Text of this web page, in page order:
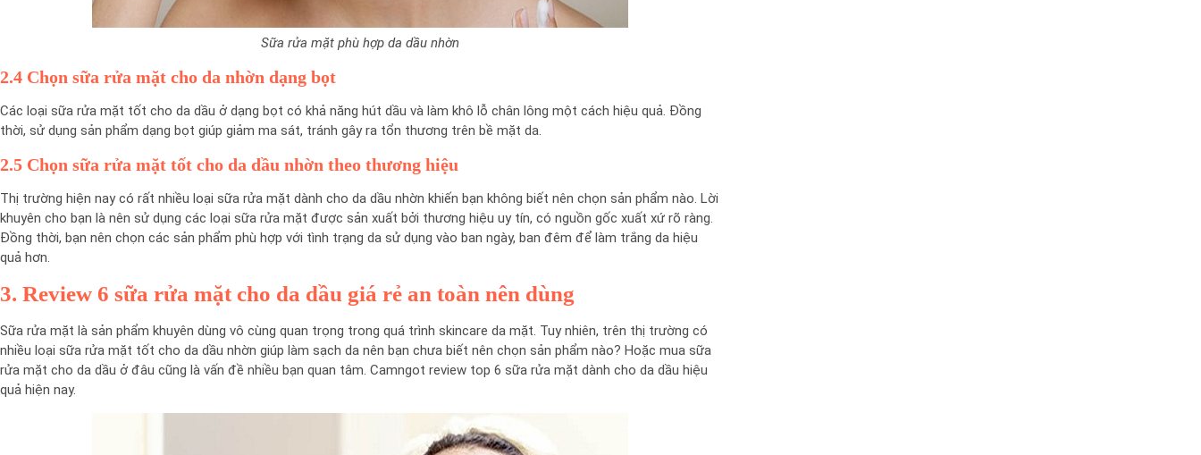
Sữa rửa mặt phù hợp da dầu nhờn
2.4 Chọn sữa rửa mặt cho da nhờn dạng bọt
Các loại sữa rửa mặt tốt cho da dầu ở dạng bọt có khả năng hút dầu và làm khô lỗ chân lông một cách hiệu quả. Đồng
thời, sử dụng sản phẩm dạng bọt giúp giảm ma sát, tránh gây ra tổn thương trên bề mặt da.
2.5 Chọn sữa rửa mặt tốt cho da dầu nhờn theo thương hiệu
Thị trường hiện nay có rất nhiều loại sữa rửa mặt dành cho da dầu nhờn khiến bạn không biết nên chọn sản phẩm nào. Lời
khuyên cho bạn là nên sử dụng các loại sữa rửa mặt được sản xuất bởi thương hiệu uy tín, có nguồn gốc xuất xứ rõ ràng.
Đồng thời, bạn nên chọn các sản phẩm phù hợp với tình trạng da sử dụng vào ban ngày, ban đêm để làm trắng da hiệu
quả hơn.
3. Review 6 sữa rửa mặt cho da dầu giá rẻ an toàn nên dùng
Sữa rửa mặt là sản phẩm khuyên dùng vô cùng quan trọng trong quá trình skincare da mặt. Tuy nhiên, trên thị trường có
nhiều loại sữa rửa mặt tốt cho da dầu nhờn giúp làm sạch da nên bạn chưa biết nên chọn sản phẩm nào? Hoặc mua sữa
rửa mặt cho da dầu ở đâu cũng là vấn đề nhiều bạn quan tâm. Camngot review top 6 sữa rửa mặt dành cho da dầu hiệu
quả hiện nay.